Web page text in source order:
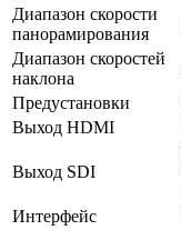
Диапазон скорости
панорамирования
Диапазон скоростей
наклона
Предустановки
Выход HDMI
Выход SDI
Интерфейс